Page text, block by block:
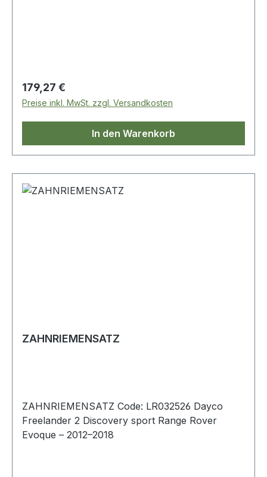
Regulärer Preis:
179,27 €
Preise inkl. MwSt. zzgl. Versandkosten
In den Warenkorb
ZAHNRIEMENSATZ
ZAHNRIEMENSATZ Code: LR032526 Dayco
Freelander 2 Discovery sport Range Rover
Evoque – 2012–2018